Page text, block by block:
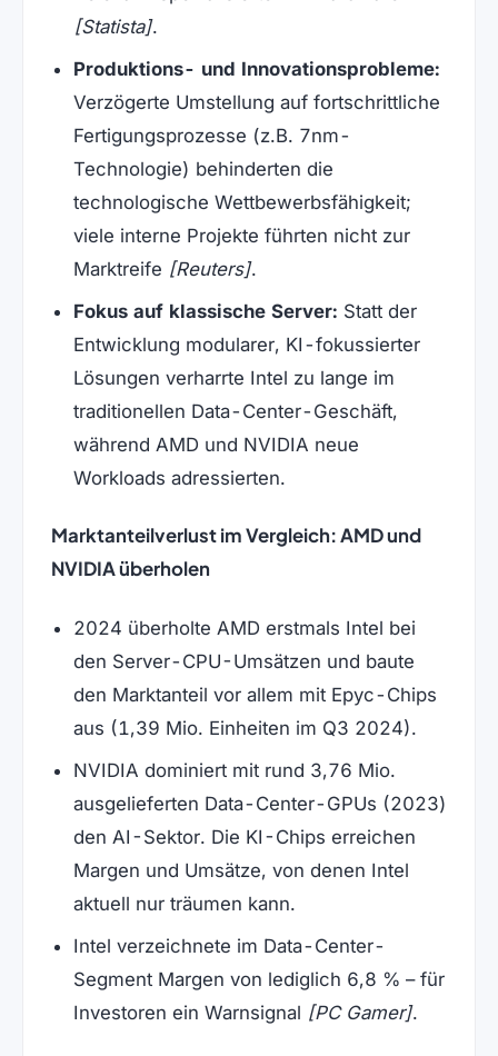
[Statista].
Produktions- und Innovationsprobleme:
Verzögerte Umstellung auf fortschrittliche
Fertigungsprozesse (z.B. 7nm-
Technologie) behinderten die
technologische Wettbewerbsfähigkeit;
viele interne Projekte führten nicht zur
Marktreife [Reuters].
Fokus auf klassische Server: Statt der
Entwicklung modularer, KI-fokussierter
Lösungen verharrte Intel zu lange im
traditionellen Data-Center-Geschäft,
während AMD und NVIDIA neue
Workloads adressierten.
Marktanteilverlust im Vergleich: AMD und
NVIDIA überholen
2024 überholte AMD erstmals Intel bei
den Server-CPU-Umsätzen und baute
den Marktanteil vor allem mit Epyc-Chips
aus (1,39 Mio. Einheiten im Q3 2024).
NVIDIA dominiert mit rund 3,76 Mio.
ausgelieferten Data-Center-GPUs (2023)
den AI-Sektor. Die KI-Chips erreichen
Margen und Umsätze, von denen Intel
aktuell nur träumen kann.
Intel verzeichnete im Data-Center-
Segment Margen von lediglich 6,8 % – für
Investoren ein Warnsignal [PC Gamer].